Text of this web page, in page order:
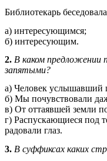
Библиотекарь
а) интересующимся;
б) интересующим.
2. В каком предложении
запятыми?
а) Человек услышавший
б) Мы почувствовали
в) От оттаявшей земли
г) Распускающиеся под
радовали глаз.
3. В суффиксах каких